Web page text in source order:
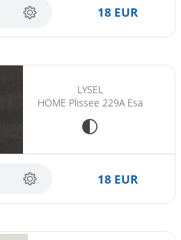
18 EUR
LYSEL
HOME Plissee 229A Esa
18 EUR